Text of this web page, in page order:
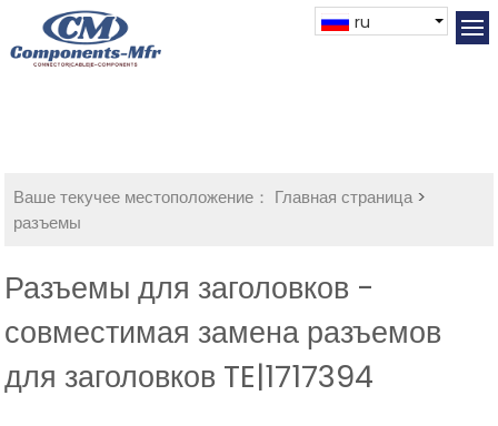
ru
Ваше текучее местоположение： Главная страница>
разъемы
Разъемы для заголовков -
совместимая замена разъемов
для заголовков TE|1717394